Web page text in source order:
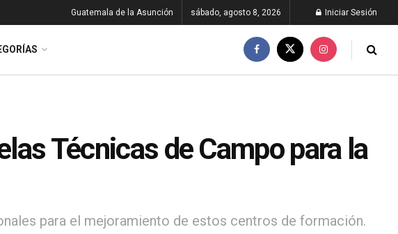
Guatemala de la Asunción sábado, agosto 8, 2026 Iniciar Sesión
Técnicas de Campo para la
para el mejoramiento de estos centros de formación.